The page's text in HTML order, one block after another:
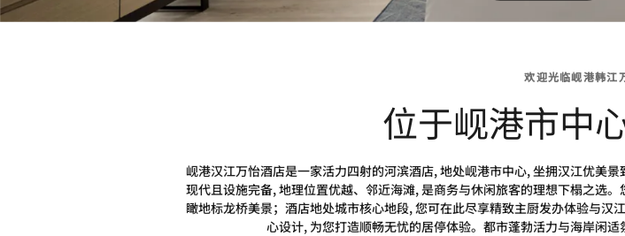
欢迎光临岘港韩江
位于岘港市中
岘港汉江万怡酒店是一家活力四射的河滨酒店, 地处岘港市中心, 坐拥汉江优美
现代且设施完备, 地理位置优越、邻近海滩, 是商务与休闲旅客的理想下榻之选
瞰地标龙桥美景；酒店地处城市核心地段, 您可在此尽享精致主厨发办体验与
心设计, 为您打造顺畅无忧的居停体验。都市蓬勃活力与海岸闲